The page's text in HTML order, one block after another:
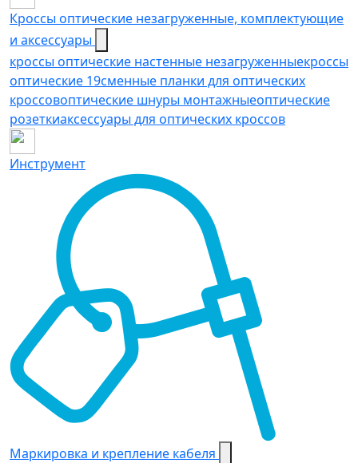
Кроссы оптические незагруженные, комплектующие
и аксессуары
кроссы оптические настенные незагруженныекроссы
оптические 19сменные планки для оптических
кроссовоптические шнуры монтажныеоптические
розеткиаксессуары для оптических кроссов
Инструмент
Маркировка и крепление кабеля